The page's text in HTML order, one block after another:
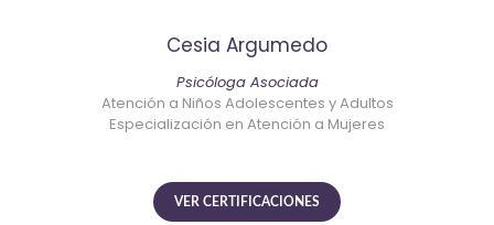
Cesia Argumedo
Psicóloga Asociada
Atención a Niños Adolescentes y Adultos
Especialización en Atención a Mujeres
VER CERTIFICACIONES